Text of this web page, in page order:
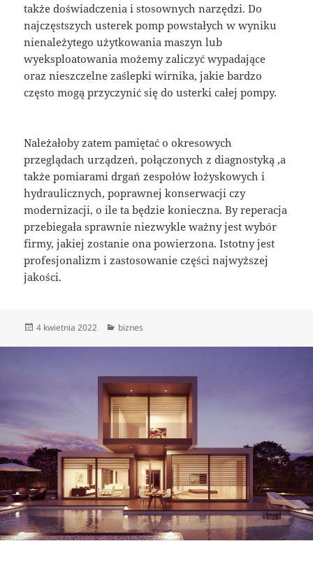
także doświadczenia i stosownych narzędzi. Do
najczęstszych usterek pomp powstałych w wyniku
nienależytego użytkowania maszyn lub
wyeksploatowania możemy zaliczyć wypadające
oraz nieszczelne zaślepki wirnika, jakie bardzo
często mogą przyczynić się do usterki całej pompy.
Należałoby zatem pamiętać o okresowych
przeglądach urządzeń, połączonych z diagnostyką ,a
także pomiarami drgań zespołów łożyskowych i
hydraulicznych, poprawnej konserwacji czy
modernizacji, o ile ta będzie konieczna. By reperacja
przebiegała sprawnie niezwykle ważny jest wybór
firmy, jakiej zostanie ona powierzona. Istotny jest
profesjonalizm i zastosowanie części najwyższej
jakości.
Data
4 kwietnia 2022 Kategorie
biznes